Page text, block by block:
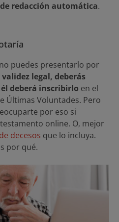
redacción automática.
puedes presentarlo por
legal, deberás
deberá inscribirlo en el
Últimas Voluntades. Pero
por eso si
online. O, mejor
decesos que lo incluya.
por qué.